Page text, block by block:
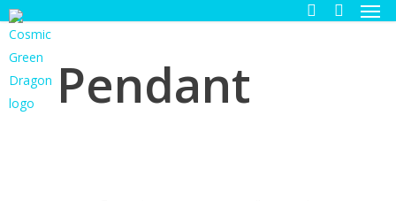
Skip
to
main
content
Pendant